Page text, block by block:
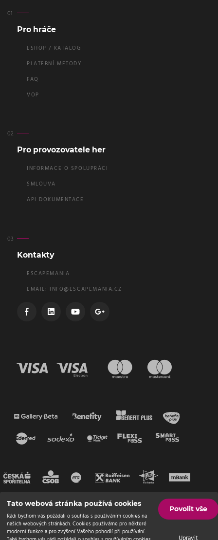
Pro hráče
ESHOP / KATALOG
PLATEBNÍ METODY
FAQ
VOP
Pro provozovatele her
INFORMACE O SPOLUPRÁCI
SMLOUVA
API DOKUMENTACE
Kontakty
ESCAPEMANIA
EMAIL: INFO@ESCAPEMANIA.CZ
Tato webová stránka používá cookies
Rádi bychom vás požádali o souhlas s používáním cookies na
našich webových stránkách. Cookies používáme pro některé
moderní funkce a pro zvýšení Vašeho pohodlí při používání.
Povolit vše